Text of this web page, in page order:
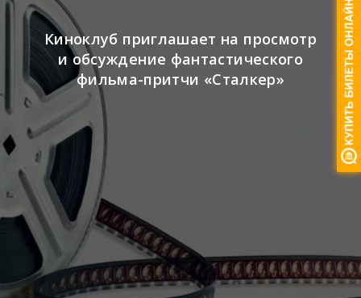
Киноклуб приглашает на просмотр
и обсуждение фантастического
фильма-притчи «Сталкер»